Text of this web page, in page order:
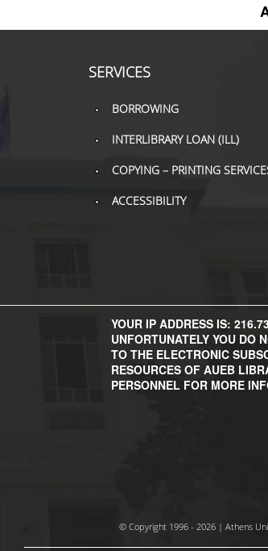
SERVICES
BORROWING
INTERLIBRARY LOAN (ILL)
COPYING – PRINTING
ACCESSIBILITY
YOUR IP ADDRESS IS:
UNFORTUNATELY YOU DO
TO THE ELECTRONIC
RESOURCES OF AUEB
PERSONNEL FOR MORE
© Copyright 1996 - 2026 | Athens